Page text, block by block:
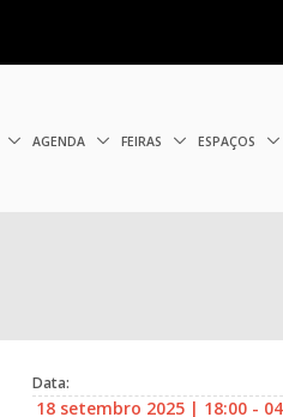
AGENDA FEIRAS ESPAÇOS
Data:
18 setembro 2025 | 18:00 -